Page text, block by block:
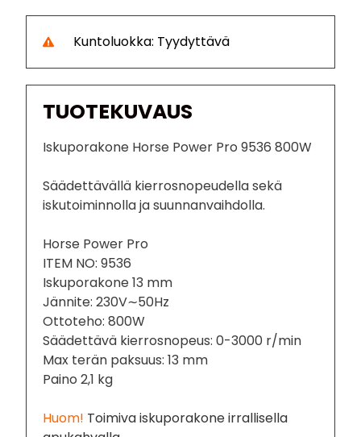
Kuntoluokka: Tyydyttävä
TUOTEKUVAUS
Iskuporakone Horse Power Pro 9536 800W
Säädettävällä kierrosnopeudella sekä
iskutoiminnolla ja suunnanvaihdolla.
Horse Power Pro
ITEM NO: 9536
Iskuporakone 13 mm
Jännite: 230V∼50Hz
Ottoteho: 800W
Säädettävä kierrosnopeus: 0-3000 r/min
Max terän paksuus: 13 mm
Paino 2,1 kg
Huom! Toimiva iskuporakone irrallisella